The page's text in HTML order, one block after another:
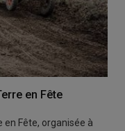
en Fête
en Fête, organisée à